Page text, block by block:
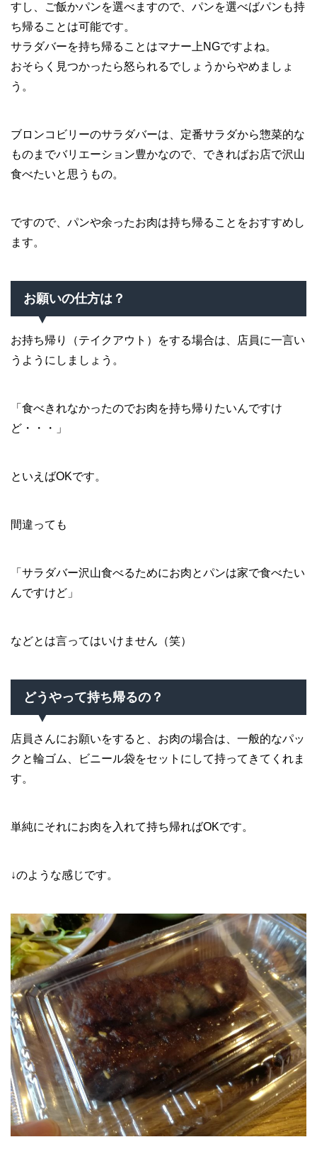
すし、ご飯かパンを選べますので、パンを選べばパンも持
ち帰ることは可能です。
サラダバーを持ち帰ることはマナー上NGですよね。
おそらく見つかったら怒られるでしょうからやめましょ
う。
ブロンコビリーのサラダバーは、定番サラダから惣菜的な
ものまでバリエーション豊かなので、できればお店で沢山
食べたいと思うもの。
ですので、パンや余ったお肉は持ち帰ることをおすすめし
ます。
お願いの仕方は？
お持ち帰り（テイクアウト）をする場合は、店員に一言い
うようにしましょう。
「食べきれなかったのでお肉を持ち帰りたいんですけ
ど・・・」
といえばOKです。
間違っても
「サラダバー沢山食べるためにお肉とパンは家で食べたい
んですけど」
などとは言ってはいけません（笑）
どうやって持ち帰るの？
店員さんにお願いをすると、お肉の場合は、一般的なパッ
クと輪ゴム、ビニール袋をセットにして持ってきてくれま
す。
単純にそれにお肉を入れて持ち帰ればOKです。
↓のような感じです。